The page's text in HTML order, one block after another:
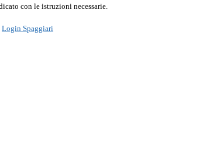
con le istruzioni necessarie.
Login Spaggiari